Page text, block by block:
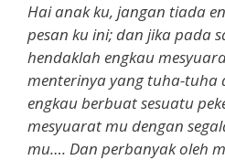
Hai anak ku, jangan tiada
pesan ku ini; dan jika pada
hendaklah engkau
menterinya yang tuha-tuha
engkau berbuat sesuatu
mesyuarat mu dengan
mu…. Dan perbanyak oleh